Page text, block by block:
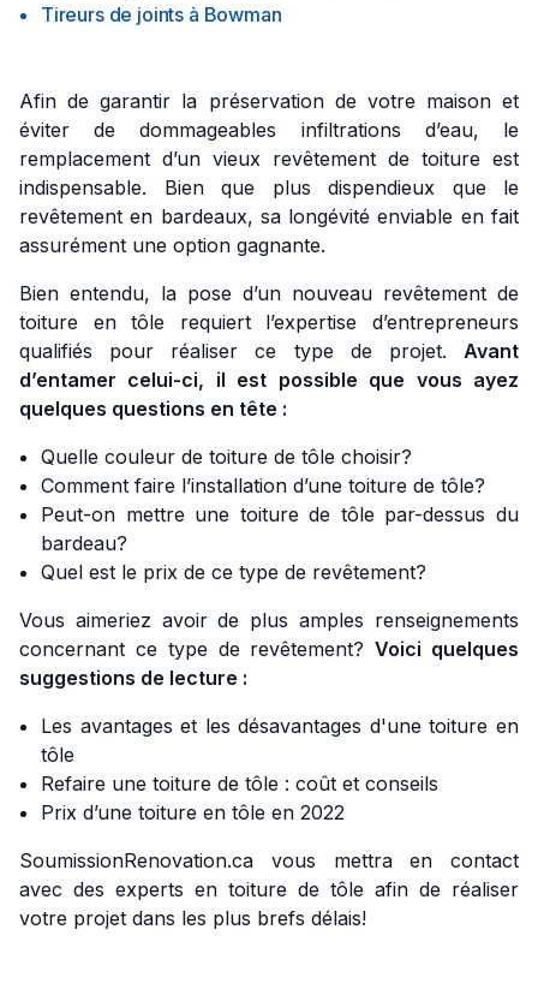
Tireurs de joints à Bowman
Afin de garantir la préservation de votre maison et
éviter de dommageables infiltrations d’eau, le
remplacement d’un vieux revêtement de toiture est
indispensable. Bien que plus dispendieux que le
revêtement en bardeaux, sa longévité enviable en fait
assurément une option gagnante.
Bien entendu, la pose d’un nouveau revêtement de
toiture en tôle requiert l’expertise d’entrepreneurs
qualifiés pour réaliser ce type de projet. Avant
d’entamer celui-ci, il est possible que vous ayez
quelques questions en tête :
Quelle couleur de toiture de tôle choisir?
Comment faire l’installation d’une toiture de tôle?
Peut-on mettre une toiture de tôle par-dessus du
bardeau?
Quel est le prix de ce type de revêtement?
Vous aimeriez avoir de plus amples renseignements
concernant ce type de revêtement?Voici quelques
suggestions de lecture :
Les avantages et les désavantages d'une toiture en
tôle
Refaire une toiture de tôle : coût et conseils
Prix d’une toiture en tôle en 2022
SoumissionRenovation.ca vous mettra en contact
avec des experts en toiture de tôle afin de réaliser
votre projet dans les plus brefs délais!